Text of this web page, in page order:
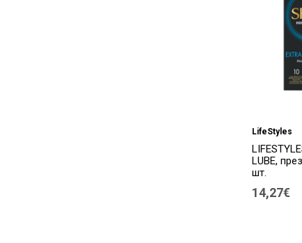
LifeStyles
LUBE,
шт.
14,27€